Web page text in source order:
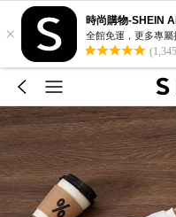
×
時尚購物-SHEIN
全館免運，更多專屬